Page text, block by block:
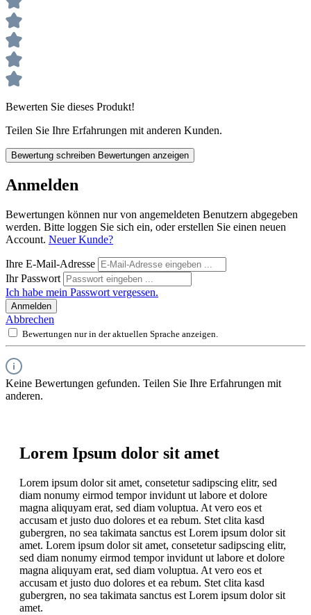
Bewerten Sie dieses Produkt!
Teilen Sie Ihre Erfahrungen mit anderen Kunden.
Bewertung schreiben Bewertungen anzeigen
Anmelden
Bewertungen können nur von angemeldeten Benutzern abgegeben
werden. Bitte loggen Sie sich ein, oder erstellen Sie einen neuen
Account. Neuer Kunde?
Ihre E-Mail-Adresse
Ihr Passwort
Ich habe mein Passwort vergessen.
Anmelden
Abbrechen
Bewertungen nur in der aktuellen Sprache anzeigen.
Keine Bewertungen gefunden. Teilen Sie Ihre Erfahrungen mit
anderen.
Lorem Ipsum dolor sit amet
Lorem ipsum dolor sit amet, consetetur sadipscing elitr, sed
diam nonumy eirmod tempor invidunt ut labore et dolore
magna aliquyam erat, sed diam voluptua. At vero eos et
accusam et justo duo dolores et ea rebum. Stet clita kasd
gubergren, no sea takimata sanctus est Lorem ipsum dolor sit
amet. Lorem ipsum dolor sit amet, consetetur sadipscing elitr,
sed diam nonumy eirmod tempor invidunt ut labore et dolore
magna aliquyam erat, sed diam voluptua. At vero eos et
accusam et justo duo dolores et ea rebum. Stet clita kasd
gubergren, no sea takimata sanctus est Lorem ipsum dolor sit
amet.